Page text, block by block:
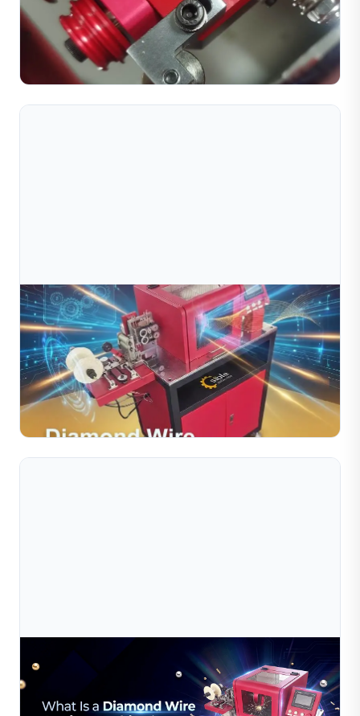
Trang này cung cấp hướng dẫn lựa chọn máy cắt kim
cương tối ưu cho dây vàng trong sản xuất trang sức cao
cấp. Nó nêu bật bốn tiêu chí lựa chọn chính: độ chính x...
Đọc toàn bộ bài viết
Jul 10, 2026
Máy Cắt Dây Kim Cương Dùng Trong Chế Tác
Trang Sức Chính Xác
Máy cắt dây kim cương là thiết bị thiết yếu dành cho các
nhà sản xuất trang sức chú trọng đến độ chính xác, hiệu
quả và chất lượng ổn định. Nhờ khả năng vận hàn...
Đọc toàn bộ bài viết
Jul 10, 2026
Máy Cắt Dây Kim Cương Trong Sản Xuất Trang